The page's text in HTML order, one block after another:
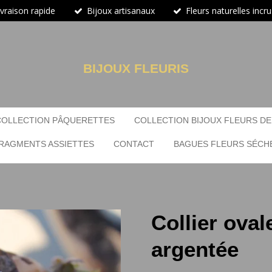
rapide Bijoux artisanaux Fleurs naturelles
BIJOUX FLEURIS
PÂQUERETTES COLLECTION BIJOUX FLEURS
ASSIETTES CONTACT BAGUES FLEURS
Collier
argentée